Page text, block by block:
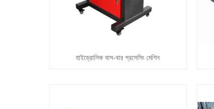
হাইড্রোলিক বাস-বার প্রসেসিং মেশিন